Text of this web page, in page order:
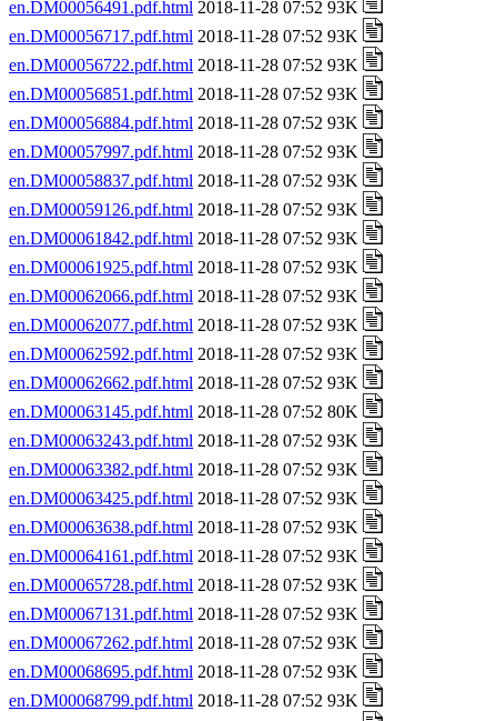
en.DM00056491.pdf.html 2018-11-28 07:52 93K
en.DM00056717.pdf.html 2018-11-28 07:52 93K
en.DM00056722.pdf.html 2018-11-28 07:52 93K
en.DM00056851.pdf.html 2018-11-28 07:52 93K
en.DM00056884.pdf.html 2018-11-28 07:52 93K
en.DM00057997.pdf.html 2018-11-28 07:52 93K
en.DM00058837.pdf.html 2018-11-28 07:52 93K
en.DM00059126.pdf.html 2018-11-28 07:52 93K
en.DM00061842.pdf.html 2018-11-28 07:52 93K
en.DM00061925.pdf.html 2018-11-28 07:52 93K
en.DM00062066.pdf.html 2018-11-28 07:52 93K
en.DM00062077.pdf.html 2018-11-28 07:52 93K
en.DM00062592.pdf.html 2018-11-28 07:52 93K
en.DM00062662.pdf.html 2018-11-28 07:52 93K
en.DM00063145.pdf.html 2018-11-28 07:52 80K
en.DM00063243.pdf.html 2018-11-28 07:52 93K
en.DM00063382.pdf.html 2018-11-28 07:52 93K
en.DM00063425.pdf.html 2018-11-28 07:52 93K
en.DM00063638.pdf.html 2018-11-28 07:52 93K
en.DM00064161.pdf.html 2018-11-28 07:52 93K
en.DM00065728.pdf.html 2018-11-28 07:52 93K
en.DM00067131.pdf.html 2018-11-28 07:52 93K
en.DM00067262.pdf.html 2018-11-28 07:52 93K
en.DM00068695.pdf.html 2018-11-28 07:52 93K
en.DM00068799.pdf.html 2018-11-28 07:52 93K